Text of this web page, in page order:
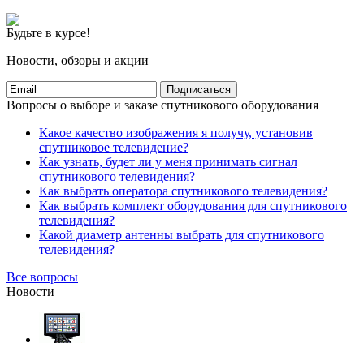
Будьте в курсе!
Новости, обзоры и акции
Подписаться
Вопросы о выборе и заказе спутникового оборудования
Какое качество изображения я получу, установив
спутниковое телевидение?
Как узнать, будет ли у меня принимать сигнал
спутникового телевидения?
Как выбрать оператора спутникового телевидения?
Как выбрать комплект оборудования для спутникового
телевидения?
Какой диаметр антенны выбрать для спутникового
телевидения?
Все вопросы
Новости